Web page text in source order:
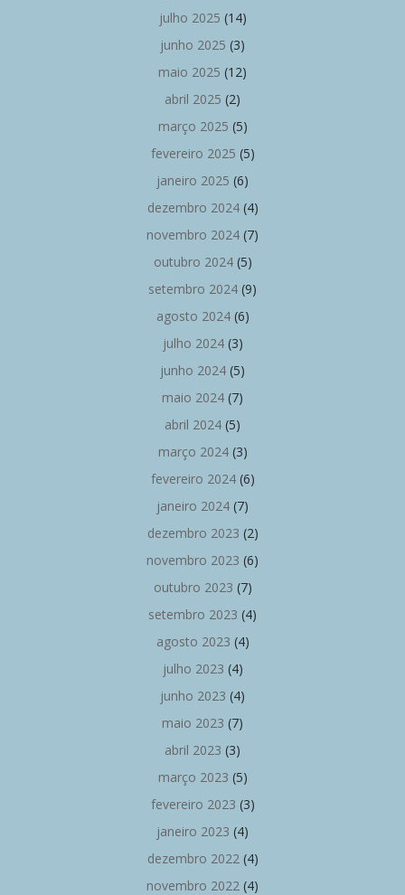
julho 2025 (14)
junho 2025 (3)
maio 2025 (12)
abril 2025 (2)
março 2025 (5)
fevereiro 2025 (5)
janeiro 2025 (6)
dezembro 2024(4)
novembro 2024 (7)
outubro 2024(5)
setembro 2024 (9)
agosto 2024(6)
julho 2024(3)
junho 2024 (5)
maio 2024 (7)
abril 2024 (5)
março 2024(3)
fevereiro 2024(6)
janeiro 2024 (7)
dezembro 2023 (2)
novembro 2023 (6)
outubro 2023 (7)
setembro 2023 (4)
agosto 2023 (4)
julho 2023 (4)
junho 2023 (4)
maio 2023 (7)
abril 2023 (3)
março 2023 (5)
fevereiro 2023 (3)
janeiro 2023 (4)
dezembro 2022(4)
novembro 2022 (4)